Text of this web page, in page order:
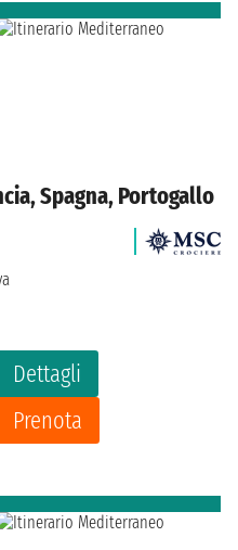
Spagna, Portogallo
Dettagli
Prenota